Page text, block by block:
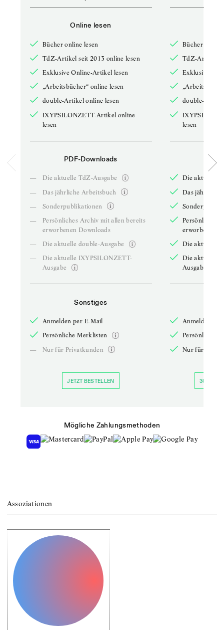
Online lesen
Bücher online lesen
TdZ-Artikel seit 2013 online lesen
Exklusive Online-Artikel lesen
„Arbeitsbücher“ online lesen
double-Artikel online lesen
IXYPSILONZETT-Artikel online
lesen
PDF-Downloads
—
Die aktuelle TdZ-Ausgabe
—
Das jährliche Arbeitsbuch
—
Sonderpublikationen
—
Persönliches Archiv mit allen bereits
erworbenen Downloads
—
Die aktuelle double-Ausgabe
—
Die aktuelle IXYPSILONZETT-
Ausgabe
Sonstiges
Anmelden per E-Mail
Persönliche Merklisten
—
Nur für Privatkunden
JETZT BESTELLEN
Bücher online
TdZ-Artikel
Exklusive
double-
lesen
Die aktuelle
Das jährliche
Persönliches
erworbenen
Die aktuelle
Die aktuelle
Ausgabe
Anmelden
Persönliche
Nur für
30 TAGE
Mögliche Zahlungsmethoden
Assoziationen